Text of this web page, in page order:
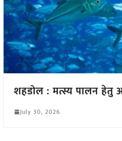
शहडोल : मत्स्य पालन हेतु
July 30, 2026